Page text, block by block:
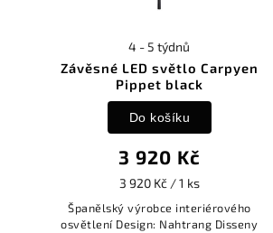
Závěsné LED světlo Carpyen
Pippet black
4 - 5 týdnů
3 920 Kč
3 920 Kč / 1 ks
Do košíku
Španělský výrobce interiérového
osvětlení Design: Nahtrang Disseny